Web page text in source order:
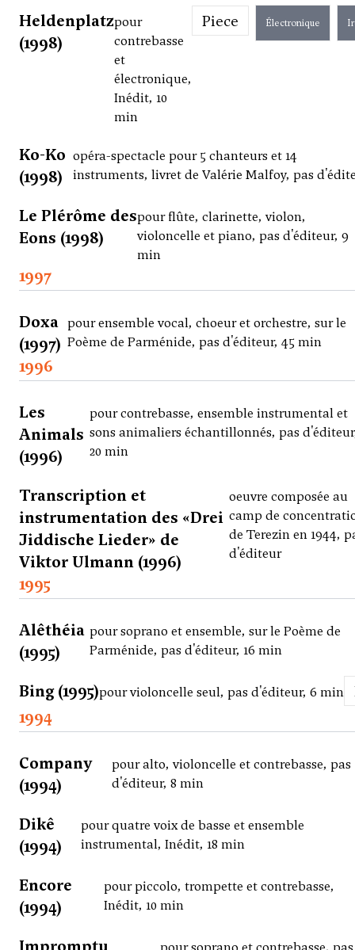
Heldenplatz
(1998)
pour
contrebasse
et
électronique,
Inédit, 10
min
Piece Électronique
Ko-Ko
(1998)
opéra-spectacle pour 5 chanteurs et 14
instruments, livret de Valérie Malfoy, pas
Le Plérôme des
Eons (1998)
pour flûte, clarinette, violon,
violoncelle et piano, pas d'éditeur, 9
min
1997
Doxa
(1997)
pour ensemble vocal, choeur et orchestre, sur le
Poème de Parménide, pas d'éditeur, 45 min
1996
Les
Animals
(1996)
pour contrebasse, ensemble instrumental et
sons animaliers échantillonnés, pas
20 min
Transcription et
instrumentation des «Drei
Jiddische Lieder» de
Viktor Ulmann (1996)
oeuvre composée au
camp de
de Terezin en 1944,
d'éditeur
1995
Alêthéia
(1995)
pour soprano et ensemble, sur le Poème de
Parménide, pas d'éditeur, 16 min
Bing (1995)pour violoncelle seul, pas d'éditeur, 6 min
1994
Company
(1994)
pour alto, violoncelle et contrebasse, pas
d'éditeur, 8 min
Dikê
(1994)
pour quatre voix de basse et ensemble
instrumental, Inédit, 18 min
Encore
(1994)
pour piccolo, trompette et contrebasse,
Inédit, 10 min